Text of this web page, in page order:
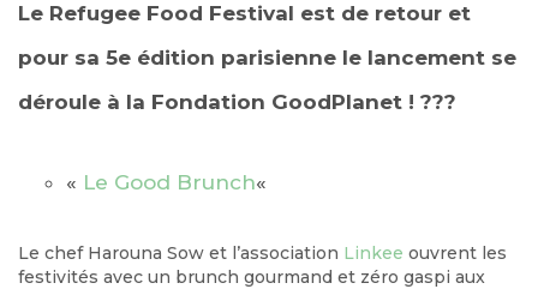
Le Refugee Food Festival est de retour et
pour sa 5e édition parisienne le lancement se
déroule à la Fondation GoodPlanet ! ??‍?
« Le Good Brunch«
Le chef Harouna Sow et l’association Linkee ouvrent les
festivités avec un brunch gourmand et zéro gaspi aux